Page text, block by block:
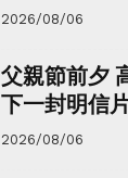
2026/08/06
父親節前夕
下一封明信
2026/08/06